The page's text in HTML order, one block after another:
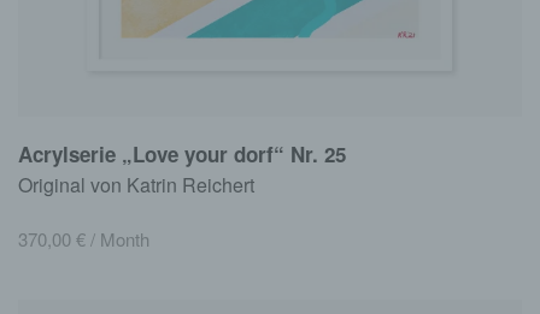
Acrylserie „Love your dorf“ Nr. 25
Original von Katrin Reichert
370,00€/ Month